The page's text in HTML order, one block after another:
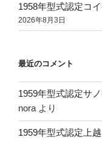
1958年型式認定コ
2026年8月3日
最近のコメント
1959年型式認定サ
nora より
1959年型式認定上